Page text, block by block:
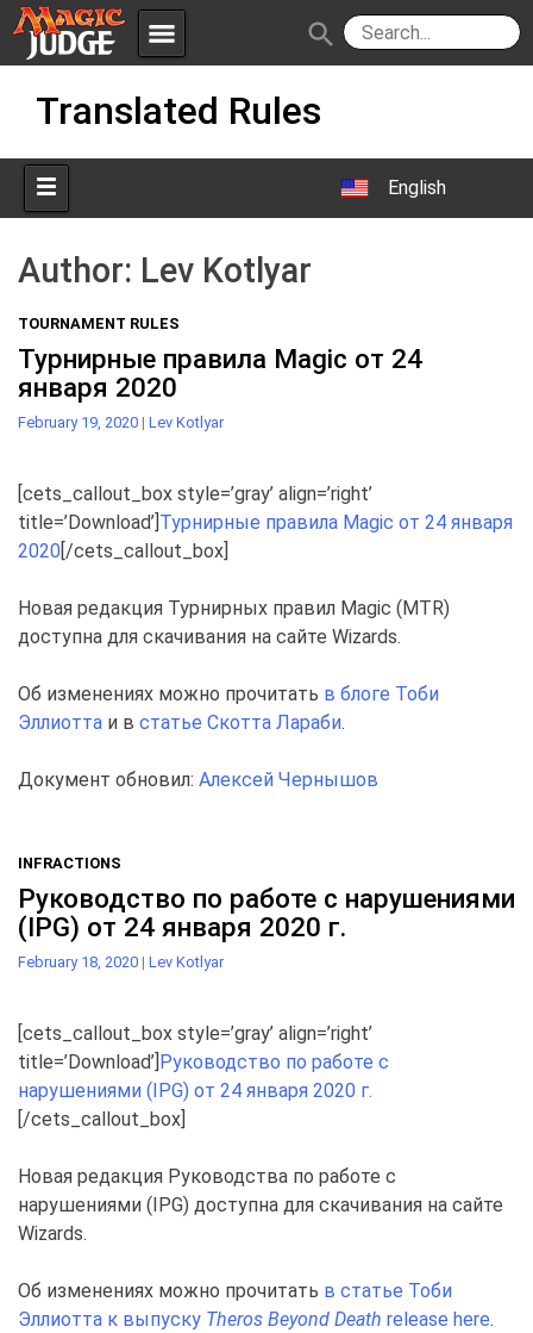
menu
JudgeApps
Forum
Judges
Policies IPG
JAR
search
Translated Rules
English
Author: Lev Kotlyar
TOURNAMENT RULES
Турнирные правила Magic от 24
января 2020
February 19, 2020 | Lev Kotlyar
[cets_callout_box style=’gray’ align=’right’
title=’Download’] Турнирные правила Magic от 24 января
2020 [/cets_callout_box]
Новая редакция Турнирных правил Magic (MTR)
доступна для скачивания на сайте Wizards.
Об изменениях можно прочитать в блогe Тоби
Эллиотта и в статье Скотта Лараби.
Документ обновил: Алексей Чернышов
INFRACTIONS
Руководство по работе с нарушениями
(IPG) от 24 января 2020 г.
February 18, 2020 | Lev Kotlyar
[cets_callout_box style=’gray’ align=’right’
title=’Download’] Руководство по работе с
нарушениями (IPG) от 24 января 2020 г.
[/cets_callout_box]
Новая редакция Руководства по работе с
нарушениями (IPG) доступна для скачивания на сайте
Wizards.
Об изменениях можно прочитать в статье Тоби
Эллиотта к выпуску Theros Beyond Death release here.